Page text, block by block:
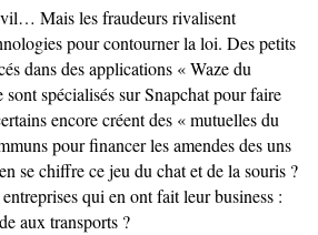
Mais les fraudeurs rivalisent
pour contourner la loi. Des petits
dans des applications « Waze du
spécialisés sur Snapchat pour faire
encore créent des « mutuelles du
pour financer les amendes des uns
se chiffre ce jeu du chat et de la souris ?
qui en ont fait leur business :
aux transports ?